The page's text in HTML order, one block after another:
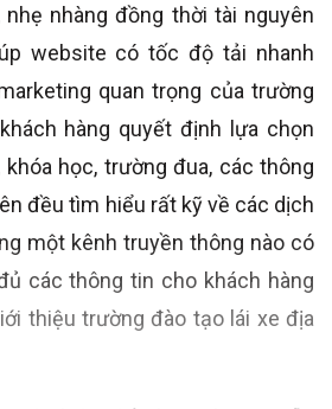
nhàng đồng thời tài nguyên
website có tốc độ tải nhanh
quan trọng của trường
hàng quyết định lựa chọn
học, trường đua, các thông
đều tìm hiểu rất kỹ về các dịch
một kênh truyền thông nào có
các thông tin cho khách hàng
thiệu trường đào tạo lái xe địa